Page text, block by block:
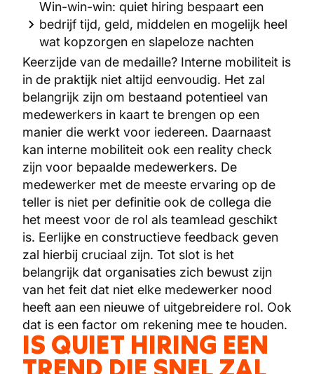
Win-win-win: quiet hiring bespaart een
bedrijf tijd, geld, middelen en mogelijk heel
wat kopzorgen en slapeloze nachten
Keerzijde van de medaille? Interne mobiliteit is
in de praktijk niet altijd eenvoudig. Het zal
belangrijk zijn om bestaand potentieel van
medewerkers in kaart te brengen op een
manier die werkt voor iedereen. Daarnaast
kan interne mobiliteit ook een reality check
zijn voor bepaalde medewerkers. De
medewerker met de meeste ervaring op de
teller is niet per definitie ook de collega die
het meest voor de rol als teamlead geschikt
is. Eerlijke en constructieve feedback geven
zal hierbij cruciaal zijn. Tot slot is het
belangrijk dat organisaties zich bewust zijn
van het feit dat niet elke medewerker nood
heeft aan een nieuwe of uitgebreidere rol. Ook
dat is een factor om rekening mee te houden.
IS QUIET HIRING EEN